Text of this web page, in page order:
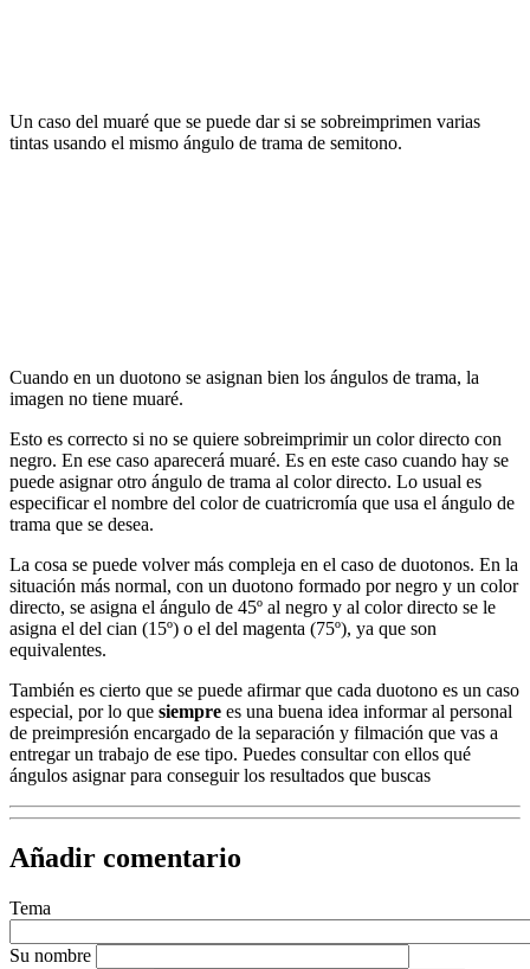
Un caso del muaré que se puede dar si se sobreimprimen varias
tintas usando el mismo ángulo de trama de semitono.
Cuando en un duotono se asignan bien los ángulos de trama, la
imagen no tiene muaré.
Esto es correcto si no se quiere sobreimprimir un color directo con
negro. En ese caso aparecerá muaré. Es en este caso cuando hay se
puede asignar otro ángulo de trama al color directo. Lo usual es
especificar el nombre del color de cuatricromía que usa el ángulo de
trama que se desea.
La cosa se puede volver más compleja en el caso de duotonos. En la
situación más normal, con un duotono formado por negro y un color
directo, se asigna el ángulo de 45º al negro y al color directo se le
asigna el del cian (15º) o el del magenta (75º), ya que son
equivalentes.
También es cierto que se puede afirmar que cada duotono es un caso
especial, por lo que siempre es una buena idea informar al personal
de preimpresión encargado de la separación y filmación que vas a
entregar un trabajo de ese tipo. Puedes consultar con ellos qué
ángulos asignar para conseguir los resultados que buscas
Añadir comentario
Tema
Su nombre